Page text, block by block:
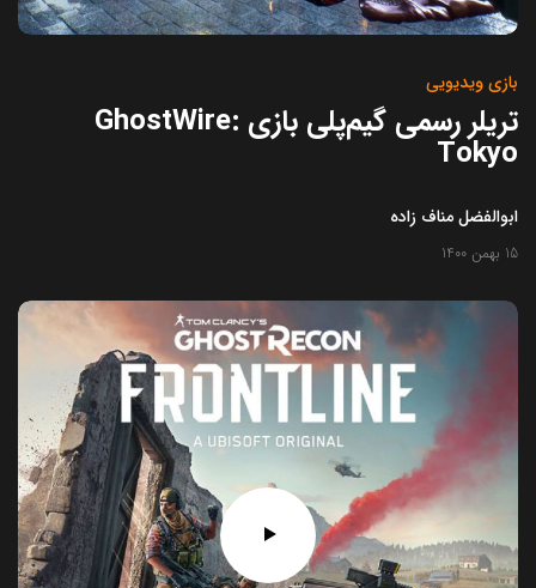
بازی ویدیویی
تریلر رسمی گیم‌پلی بازی GhostWire:
Tokyo‌
ابوالفضل مناف زاده
15 بهمن 1400